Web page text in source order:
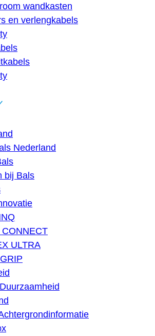
wandkasten
en verlengkabels
Nederland
bij Bals
ULTRA